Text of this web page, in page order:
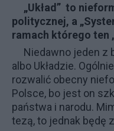
„Układ” to
politycznej, a
ramach którego ten
Niedawno jeden z
albo Układzie.
rozwalić obecny
Polsce, bo jest on
państwa i narodu.
tezą, to jednak będę